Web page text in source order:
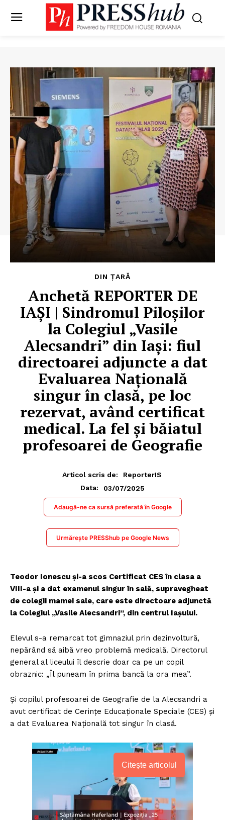
DIN ȚARĂ
Anchetă REPORTER DE
IAȘI | Sindromul Piloșilor
la Colegiul „Vasile
Alecsandri” din Iași: fiul
directoarei adjuncte a dat
Evaluarea Națională
singur în clasă, pe loc
rezervat, având certificat
medical. La fel și băiatul
profesoarei de Geografie
Articol scris de:
ReporterIS
Data:
03/07/2025
Adaugă-ne ca sursă preferată în Google
Urmărește PRESShub pe Google News
Teodor Ionescu și-a scos Certificat CES în clasa a
VIII-a și a dat examenul singur în sală, supravegheat
de colegii mamei sale, care este directoare adjunctă
la Colegiul „Vasile Alecsandri”, din centrul Iașului.
Elevul s-a remarcat tot gimnaziul prin dezinvoltură,
nepărând să aibă vreo problemă medicală. Directorul
general al liceului îl descrie doar ca pe un copil
obraznic: „Îl puneam în prima bancă la ora mea”.
Și copilul profesoarei de Geografie de la Alecsandri a
avut certificat de Cerințe Educaționale Speciale (CES) și
a dat Evaluarea Națională tot singur în clasă.
Citește articolul